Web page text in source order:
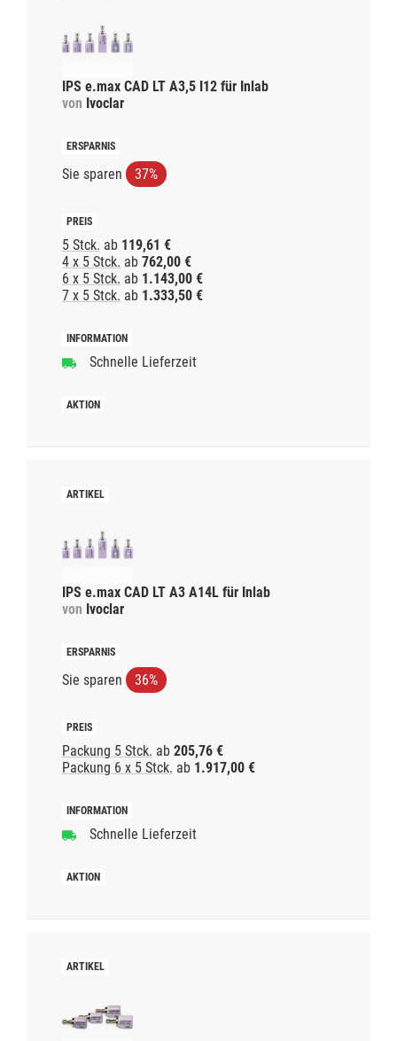
IPS e.max CAD LT A3,5 I12 für Inlab
von Ivoclar
Sie sparen 37%
5 Stck. ab 119,61 €
4 x 5 Stck. ab 762,00 €
6 x 5 Stck. ab 1.143,00 €
7 x 5 Stck. ab 1.333,50 €
Schnelle Lieferzeit
IPS e.max CAD LT A3 A14L für Inlab
von Ivoclar
Sie sparen 36%
Packung 5 Stck. ab 205,76 €
Packung 6 x 5 Stck. ab 1.917,00 €
Schnelle Lieferzeit